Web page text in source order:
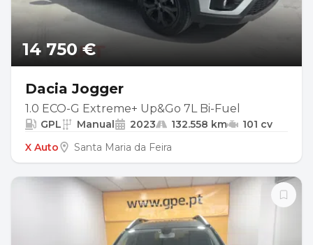
14 750 €
Dacia Jogger
1.0 ECO-G Extreme+ Up&Go 7L Bi-Fuel
GPL Manual 2023 132.558 km
101 cv
X Auto
Santa Maria da Feira